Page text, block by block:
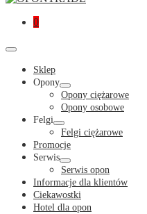
Shopping
0Items
Menu
Toggle
Sklep
Opony
Menu
Toggle
Opony ciężarowe
Opony osobowe
Felgi
Menu
Toggle
Felgi ciężarowe
Promocje
Serwis
Menu
Toggle
Serwis opon
Informacje dla klientów
Ciekawostki
Hotel dla opon